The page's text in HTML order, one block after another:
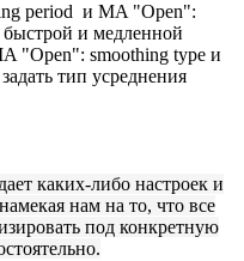
period и MA "Open":
быстрой и медленной
"Open": smoothing type и
тип усреднения
каких-либо настроек и
нам на то, что все
под конкретную